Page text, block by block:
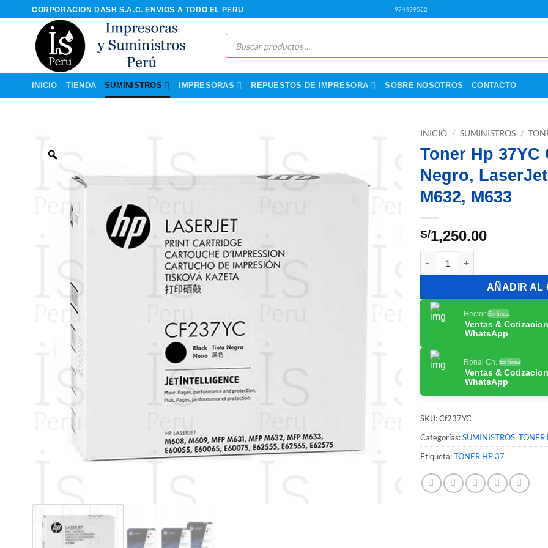
al
contenido
CORPORACION DASH S.A.C. ENVIOS A TODO EL PERU 974439522
Búsqueda
INICIO TIENDA SUMINISTROS IMPRESORAS REPUESTOS DE IMPRESORA SOBRE NOSOTROS CONTACTO
INICIO / SUMINISTROS /
Toner Hp 37YC
Negro,
M632, M633
S/1,250.00
AÑADIR AL
Hector En línea
Ventas &
WhatsApp
Ronal Ch. En línea
Ventas &
WhatsApp
SKU:Cf237YC
Categorías:SUMINISTROS, TONER
Etiqueta:TONER HP 37